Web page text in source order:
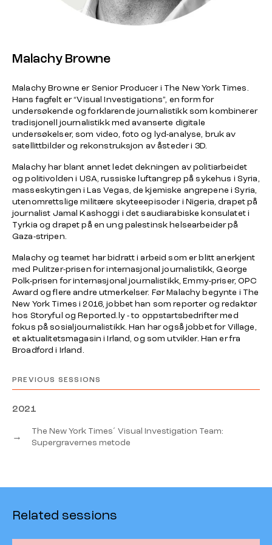
Malachy Browne
Malachy Browne er Senior Producer i The New York Times.
Hans fagfelt er “Visual Investigations”, en form for
undersøkende og forklarende journalistikk som kombinerer
tradisjonell journalistikk med avanserte digitale
undersøkelser, som video, foto og lyd-analyse, bruk av
satellittbilder og rekonstruksjon av åsteder i 3D.
Malachy har blant annet ledet dekningen av politiarbeidet
og politivolden i USA, russiske luftangrep på sykehus i Syria,
masseskytingen i Las Vegas, de kjemiske angrepene i Syria,
utenomrettslige militære skyteeepisoder i Nigeria, drapet på
journalist Jamal Kashoggi i det saudiarabiske konsulatet i
Tyrkia og drapet på en ung palestinsk helsearbeider på
Gaza-stripen.
Malachy og teamet har bidratt i arbeid som er blitt anerkjent
med Pulitzer-prisen for internasjonal journalistikk, George
Polk-prisen for internasjonal journalistikk, Emmy-priser, OPC
Award og flere andre utmerkelser. Før Malachy begynte i The
New York Times i 2016, jobbet han som reporter og redaktør
hos Storyful og Reported.ly - to oppstartsbedrifter med
fokus på sosialjournalistikk. Han har også jobbet for Village,
et aktualitetsmagasin i Irland, og som utvikler. Han er fra
Broadford i Irland.
PREVIOUS SESSIONS
2021
→
The New York Times´ Visual Investigation Team:
Supergravernes metode
Related sessions